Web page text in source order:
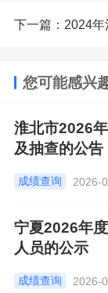
下一篇：2024
您可能感兴
淮北市2026
及抽查的公告
成绩查询 2026-
宁夏2026年
人员的公示
成绩查询 2026-